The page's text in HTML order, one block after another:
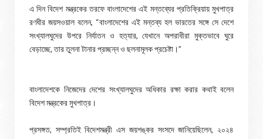
এ দিন বিদেশ মন্ত্রকের তরফে বাংলাদেশের এই মন্তব্যের প্রতিক্রিয়ায় মুখপাত্র
রণধীর জয়সওয়াল বলেন, “বাংলাদেশের এই মন্তব্য হল ভারতের সঙ্গে সে দেশে
সংখ্যালঘুদের উপরে নির্যাতন ও হত্যার, যেখানে অপরাধীরা মুক্তভাবে ঘুরে
বেড়াচ্ছে, তার তুলনা টানার প্রচ্ছন্ন ও ছলনামূলক প্রচেষ্টা।”
বাংলাদেশকে নিজেদের দেশের সংখ্যালঘুদের অধিকার রক্ষা করার কথাই বলেন
বিদেশ মন্ত্রকের মুখপাত্র।
প্রসঙ্গত, সম্প্রতিই বিদেশমন্ত্রী এস জয়শঙ্কর সংসদে জানিয়েছিলেন, ২০২৪